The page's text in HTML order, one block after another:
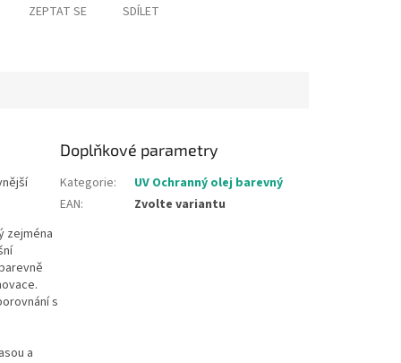
ZEPTAT SE SDÍLET
zejména
s
a
Doplňkové parametry
Kategorie:
UV Ochranný olej barevný
EAN: Zvolte variantu